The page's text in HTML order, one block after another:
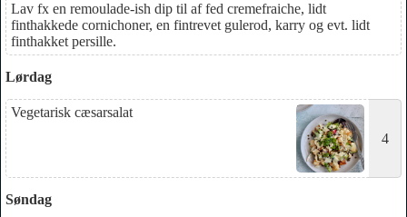
Lav fx en remoulade-ish dip til af fed cremefraiche, lidt
finthakkede cornichoner, en fintrevet gulerod, karry og evt. lidt
finthakket persille.
Lørdag
Vegetarisk cæsarsalat
4
Søndag